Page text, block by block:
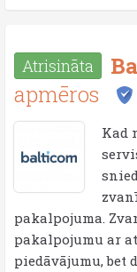
Atrisināta
apmēros
Kad
pakalpojuma.
pakalpojumu ar
piedāvājumu,